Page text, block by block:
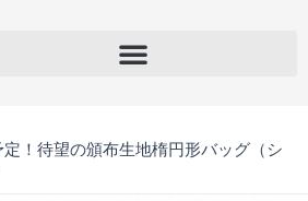
定！待望の頒布生地楕円形バッグ（シ